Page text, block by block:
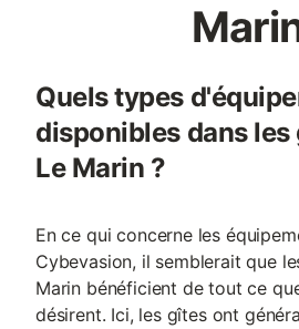
Quels types
disponibles dans les
Le Marin ?
En ce qui concerne les
Cybevasion, il semblerait que
Marin bénéficient de tout ce
désirent. Ici, les gîtes ont